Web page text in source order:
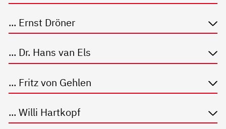
... Ernst Dröner
... Dr. Hans van Els
... Fritz von Gehlen
... Willi Hartkopf